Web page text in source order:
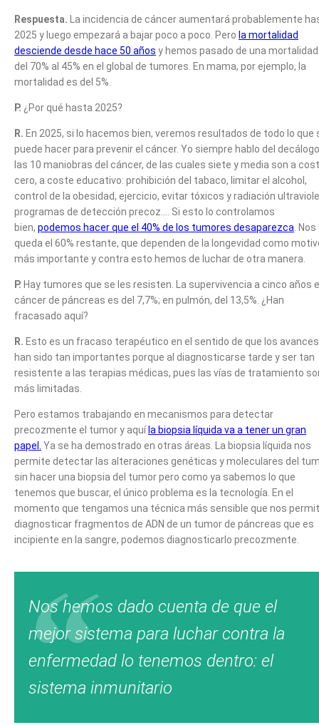
Respuesta. La incidencia de cáncer aumentará probablemente
2025 y luego empezará a bajar poco a poco. Pero la mortalidad
desciende desde hace 50 años y hemos pasado de una mortalidad
del 70% al 45% en el global de tumores. En mama, por ejemplo, la
mortalidad es del 5%.
P. ¿Por qué hasta 2025?
R. En 2025, si lo hacemos bien, veremos resultados de todo lo que
puede hacer para prevenir el cáncer. Yo siempre hablo del
las 10 maniobras del cáncer, de las cuales siete y media son a
cero, a coste educativo: prohibición del tabaco, limitar el alcohol,
control de la obesidad, ejercicio, evitar tóxicos y radiación
programas de detección precoz…. Si esto lo controlamos
bien, podemos hacer que el 40% de los tumores desaparezca . Nos
queda el 60% restante, que dependen de la longevidad como
más importante y contra esto hemos de luchar de otra manera.
P. Hay tumores que se les resisten. La supervivencia a cinco años
cáncer de páncreas es del 7,7%; en pulmón, del 13,5%. ¿Han
fracasado aquí?
R. Esto es un fracaso terapéutico en el sentido de que los
han sido tan importantes porque al diagnosticarse tarde y ser tan
resistente a las terapias médicas, pues las vías de tratamiento
más limitadas.
Pero estamos trabajando en mecanismos para detectar
precozmente el tumor y aquí la biopsia líquida va a tener un gran
papel.
Ya se ha demostrado en otras áreas. La biopsia líquida nos
permite detectar las alteraciones genéticas y moleculares del
sin hacer una biopsia del tumor pero como ya sabemos lo que
tenemos que buscar, el único problema es la tecnología. En el
momento que tengamos una técnica más sensible que nos
diagnosticar fragmentos de ADN de un tumor de páncreas que es
incipiente en la sangre, podemos diagnosticarlo precozmente.
Nos hemos dado cuenta de que el
mejor sistema para luchar contra la
enfermedad lo tenemos dentro: el
sistema inmunitario